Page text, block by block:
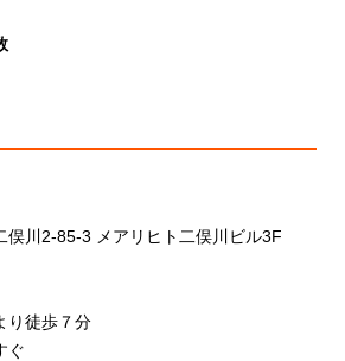
俣川2-85-3 メアリヒト二俣川ビル3F
り徒歩７分
ぐ